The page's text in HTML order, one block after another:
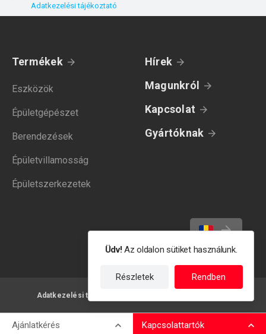
Adatkezelési tájékoztató
Termékek
Eszközök
Épületgépészet
Berendezések
Épületvillamosság
Épületszerkezetek
Hírek
Magunkról
Kapcsolat
Gyártóknak
Adatkezelési tájékoztató
Ajánlatkérés Kapcsolattartók
Üdv!Az oldalon sütiket használunk.
Részletek Rendben